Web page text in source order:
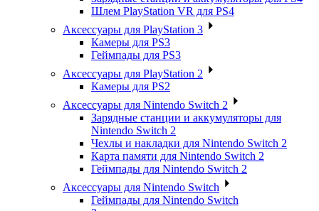
Шлем PlayStation VR для PS4
Аксессуары для PlayStation 3
Камеры для PS3
Геймпады для PS3
Аксессуары для PlayStation 2
Камеры для PS2
Аксессуары для Nintendo Switch 2
Зарядные станции и аккумуляторы для
Nintendo Switch 2
Чехлы и накладки для Nintendo Switch 2
Карта памяти для Nintendo Switch 2
Геймпады для Nintendo Switch 2
Аксессуары для Nintendo Switch
Геймпады для Nintendo Switch